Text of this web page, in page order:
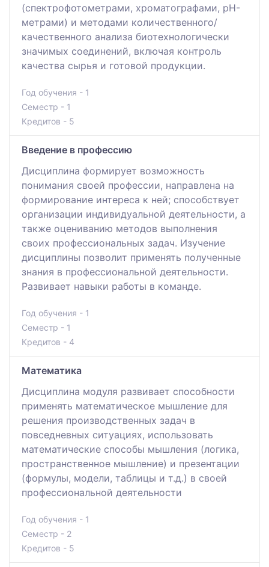
(спектрофотометрами, хроматографами, pH-
метрами) и методами количественного/
качественного анализа биотехнологически
значимых соединений, включая контроль
качества сырья и готовой продукции.
Год обучения - 1
Семестр - 1
Кредитов - 5
Введение в профессию
Дисциплина формирует возможность
понимания своей профессии, направлена на
формирование интереса к ней; способствует
организации индивидуальной деятельности, а
также оцениванию методов выполнения
своих профессиональных задач. Изучение
дисциплины позволит применять полученные
знания в профессиональной деятельности.
Развивает навыки работы в команде.
Год обучения - 1
Семестр - 1
Кредитов - 4
Математика
Дисциплина модуля развивает способности
применять математическое мышление для
решения производственных задач в
повседневных ситуациях, использовать
математические способы мышления (логика,
пространственное мышление) и презентации
(формулы, модели, таблицы и т.д.) в своей
профессиональной деятельности
Год обучения - 1
Семестр - 2
Кредитов - 5